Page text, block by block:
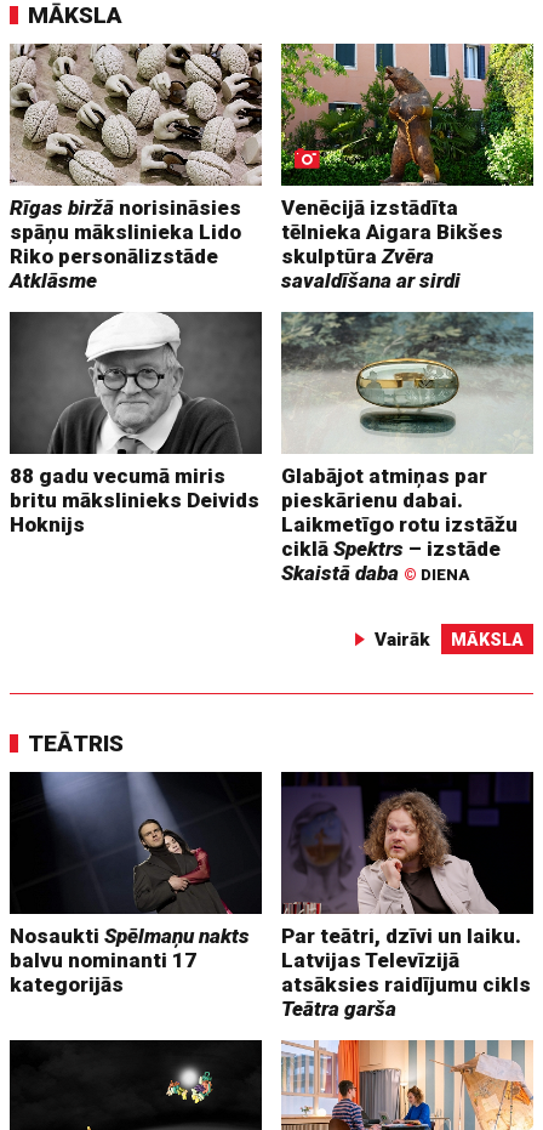
MĀKSLA
Rīgas biržā norisināsies
spāņu mākslinieka Lido
Riko personālizstāde
Atklāsme
Venēcijā izstādīta
tēlnieka Aigara Bikšes
skulptūraZvēra
savaldīšana ar sirdi
88 gadu vecumā miris
britu mākslinieks Deivids
Hoknijs
Glabājot atmiņas par
pieskārienu dabai.
Laikmetīgo rotu izstāžu
ciklāSpektrs – izstāde
Skaistā daba © DIENA
Vairāk MĀKSLA
TEĀTRIS
NosauktiSpēlmaņu nakts
balvu nominanti 17
kategorijās
Par teātri, dzīvi un laiku.
Latvijas Televīzijā
atsāksies raidījumu cikls
Teātra garša